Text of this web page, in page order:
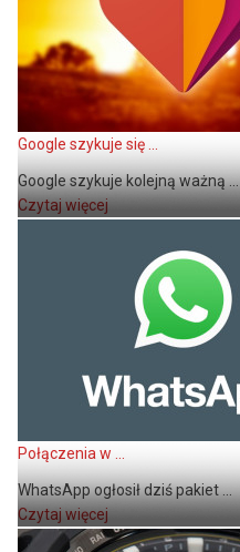
Google szykuje się ...
Google szykuje kolejną ważną ...
Czytaj więcej
Połączenia w ...
WhatsApp ogłosił dziś pakiet ...
Czytaj więcej